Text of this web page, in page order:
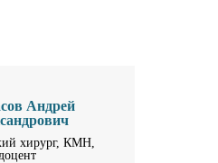
Андрей
хирург, КМН,
доцент